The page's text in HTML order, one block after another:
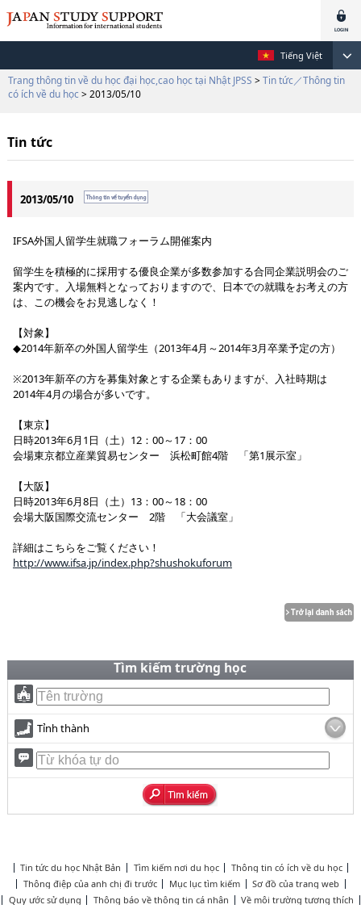
Tiếng Việt
Trang thông tin về du học đại học,cao học tại Nhật JPSS > Tin tức／Thông tin
có ích về du học > 2013/05/10
Tin tức
2013/05/10
IFSA外国人留学生就職フォーラム開催案内
留学生を積極的に採用する優良企業が多数参加する合同企業説明会のご
案内です。入場無料となっておりますので、日本での就職をお考えの方
は、この機会をお見逃しなく！
【対象】
◆2014年新卒の外国人留学生（2013年4月～2014年3月卒業予定の方）
※2013年新卒の方を募集対象とする企業もありますが、入社時期は
2014年4月の場合が多いです。
【東京】
日時2013年6月1日（土）12：00～17：00
会場東京都立産業貿易センター 浜松町館4階 「第1展示室」
【大阪】
日時2013年6月8日（土）13：00～18：00
会場大阪国際交流センター 2階 「大会議室」
詳細はこちらをご覧ください！
http://www.ifsa.jp/index.php?shushokuforum
Tìm kiếm trường học
Tỉnh thành
Tin tức du học Nhật Bản Tìm kiếm nơi du học
Thông tin có ích về du học
Thông điệp của anh chị đi trước
Mục lục tìm kiếm
Sơ đồ của trang web
Quy ước sử dụng
Thông báo về thông tin cá nhân Về môi trường tương thích